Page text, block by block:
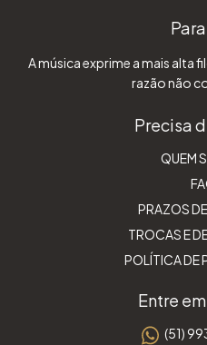
A música exprime a mais alta
razão não
Precisa
QUEM
PRAZOS
TROCAS E
POLÍTICA DE
Entre
(51)